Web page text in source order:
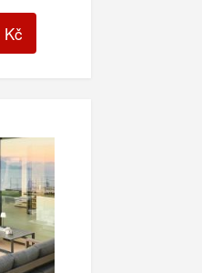
Kč